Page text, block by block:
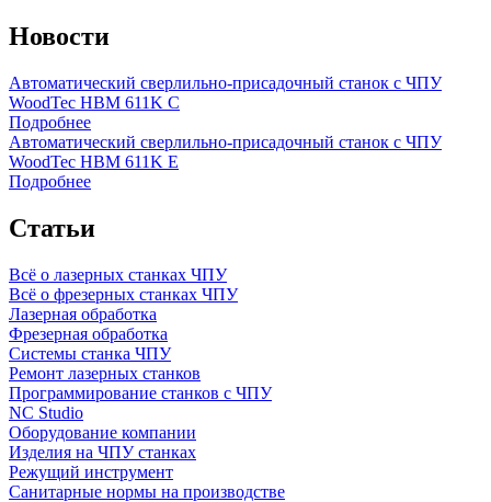
Новости
Автоматический сверлильно-присадочный станок с ЧПУ
WoodTec HBM 611K C
Подробнее
Автоматический сверлильно-присадочный станок с ЧПУ
WoodTec HBM 611K E
Подробнее
Статьи
Всё о лазерных станках ЧПУ
Всё о фрезерных станках ЧПУ
Лазерная обработка
Фрезерная обработка
Системы станка ЧПУ
Ремонт лазерных станков
Программирование станков с ЧПУ
NC Studio
Оборудование компании
Изделия на ЧПУ станках
Режущий инструмент
Санитарные нормы на производстве